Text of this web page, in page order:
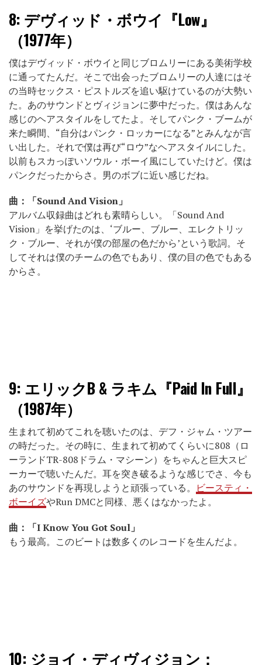
8: デヴィッド・ボウイ『Low』
（1977年）
僕はデヴィッド・ボウイと同じブロムリーにある美術学校
に通ってたんだ。そこで出会ったブロムリーの人達にはそ
の当時セックス・ピストルズを追い駆けているのが大勢い
た。あのサウンドとヴィジョンに夢中だった。僕はあんな
感じのヘアスタイルをしてたよ。そしてパンク・ブームが
来た瞬間、“自分はパンク・ロッカーになる”とみんなが言
い出した。それで僕は再び“ロウ”なヘアスタイルにした。
以前もスカっぽいソウル・ボーイ風にしていたけど。僕は
パンクだったからさ。男のボブに近い感じだね。
曲：「Sound And Vision」
アルバム収録曲はどれも素晴らしい。「Sound And
Vision」を挙げたのは、‘ブルー、ブルー、エレクトリッ
ク・ブルー、それが僕の部屋の色だから’という歌詞。そ
してそれは僕のチームの色でもあり、僕の目の色でもある
からさ。
9: エリックB & ラキム『Paid In Full』
（1987年）
生まれて初めてこれを聴いたのは、デフ・ジャム・ツアー
の時だった。その時に、生まれて初めてくらいに808（ロ
ーランドTR-808ドラム・マシーン）をちゃんと巨大スピ
ーカーで聴いたんだ。耳を突き破るような感じでさ、今も
あのサウンドを再現しようと頑張っている。
ビースティ・
ボーイズやRun DMCと同様、悪くはなかったよ。
曲：「I Know You Got Soul」
もう最高。このビートは数多くのレコードを生んだよ。
10: ジョイ・ディヴィジョン：